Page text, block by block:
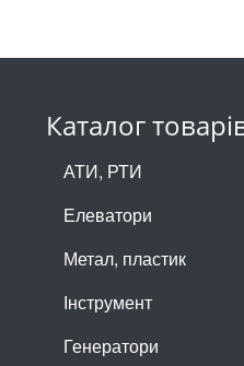
Каталог
АТИ, РТИ
Елеватори
Метал, пластик
Інструмент
Генератори